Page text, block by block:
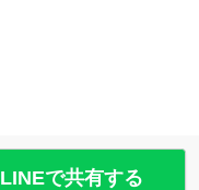
LINEで共有する